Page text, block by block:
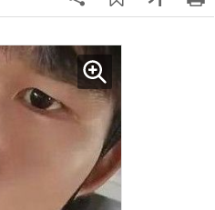
인플루언서 체포… 7대 연쇄추돌
도망가
세 공주도 입대…덴마크, 국방력
화 속 군 복무 시작
마, 삼전닉스가 하루새 반토막날
월가에 판돈 몰린다는데